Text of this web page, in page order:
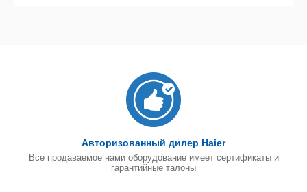
Авторизованный дилер Haier
Все продаваемое нами оборудование имеет сертификаты и
гарантийные талоны